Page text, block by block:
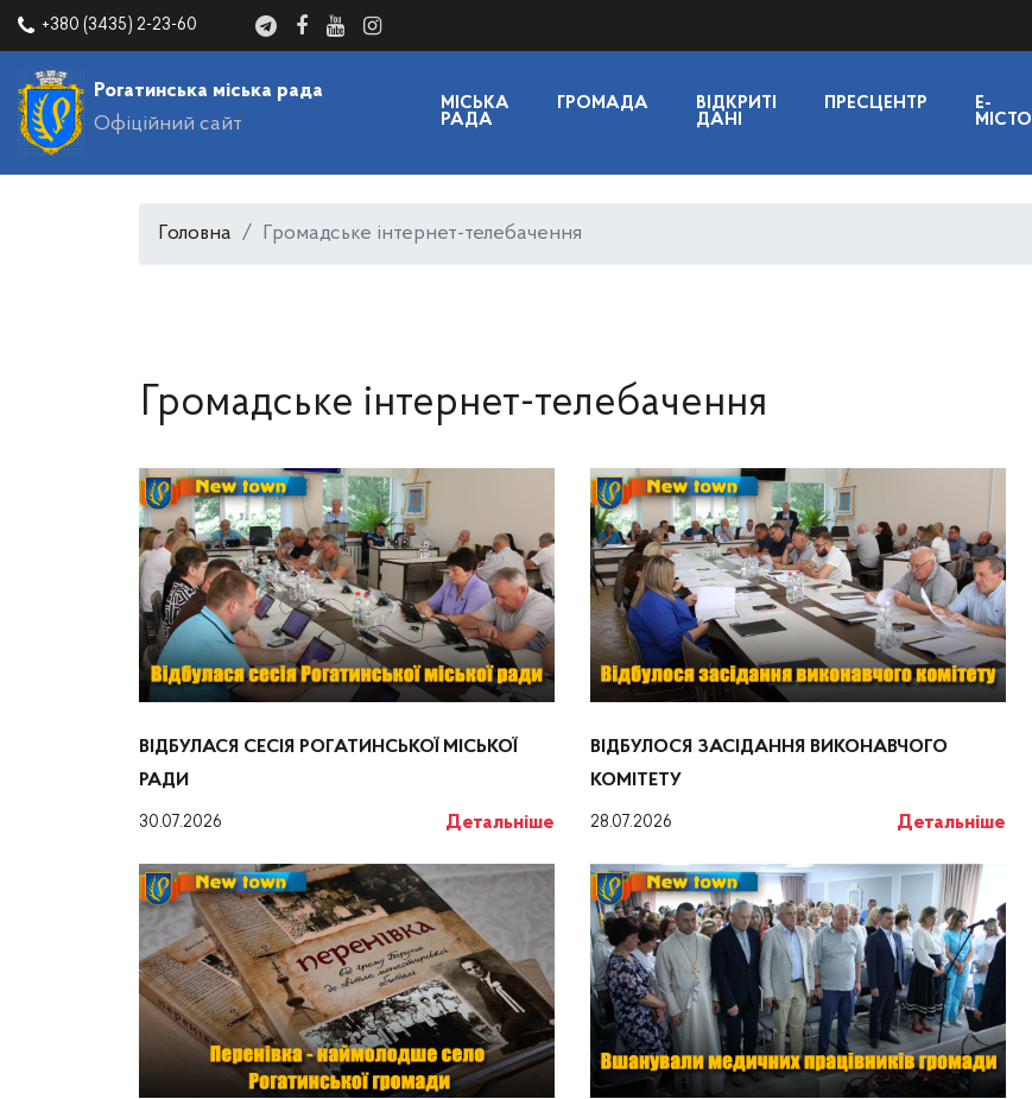
+380 (3435) 2-23-60
Рогатинська міська рада
Офіційний сайт
МІСЬКА
РАДА
ГРОМАДА
ВІДКРИТІ
ДАНІ
ПРЕСЦЕНТР
E-
МІСТО
Головна Громадське інтернет-телебачення
Громадське інтернет-телебачення
ВІДБУЛАСЯ СЕСІЯ РОГАТИНСЬКОЇ МІСЬКОЇ
РАДИ
30.07.2026 Детальніше
ВІДБУЛОСЯ ЗАСІДАННЯ ВИКОНАВЧОГО
КОМІТЕТУ
28.07.2026 Детальніше